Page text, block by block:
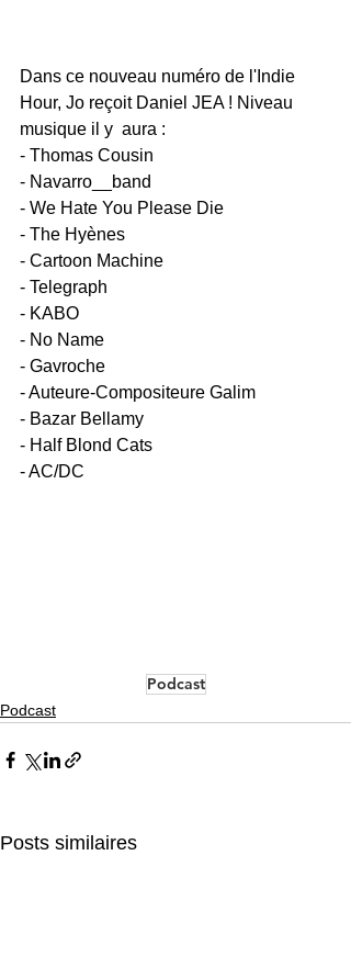
Dans ce nouveau numéro de l'Indie
Hour, Jo reçoit Daniel JEA ! Niveau
musique il y  aura :
- Thomas Cousin
- Navarro__band
- We Hate You Please Die
- The Hyènes
- Cartoon Machine
- Telegraph
- KABO
- No Name
- Gavroche
- Auteure-Compositeure Galim
- Bazar Bellamy
- Half Blond Cats
- AC/DC
Podcast
Podcast
Posts similaires